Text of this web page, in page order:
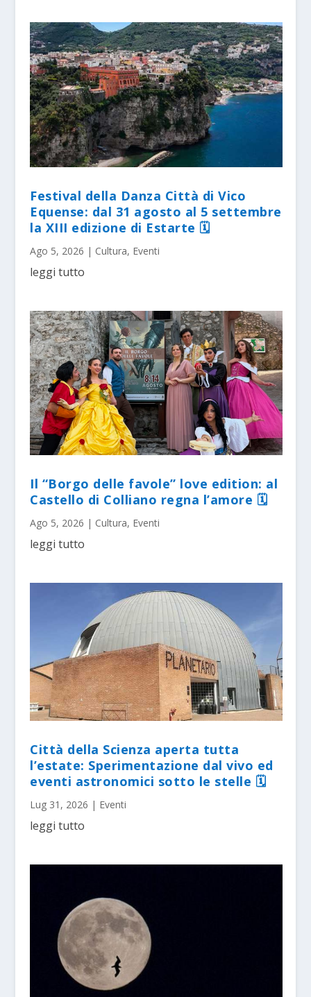
Festival della Danza Città di Vico
Equense: dal 31 agosto al 5 settembre
la XIII edizione di Estarte 🗓
Ago 5, 2026 | Cultura, Eventi
leggi tutto
Il “Borgo delle favole” love edition: al
Castello di Colliano regna l’amore 🗓
Ago 5, 2026 | Cultura, Eventi
leggi tutto
Città della Scienza aperta tutta
l’estate: Sperimentazione dal vivo ed
eventi astronomici sotto le stelle 🗓
Lug 31, 2026 | Eventi
leggi tutto